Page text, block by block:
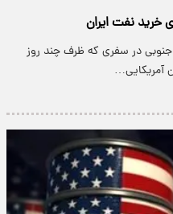
خرید نفت ایران
جنوبی در سفری که ظرف چند روز
آمریکایی…